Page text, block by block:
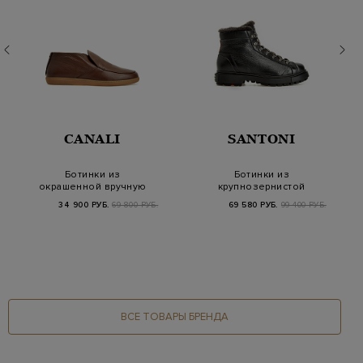
CANALI
Ботинки из
окрашенной вручную
кожи с меховой
отделкой
34 900 РУБ. 69 800 РУБ.
SANTONI
Ботинки из
крупнозернистой
кожи и овчины с
треккингово…
69 580 РУБ. 99 400 РУБ.
ВСЕ ТОВАРЫ БРЕНДА